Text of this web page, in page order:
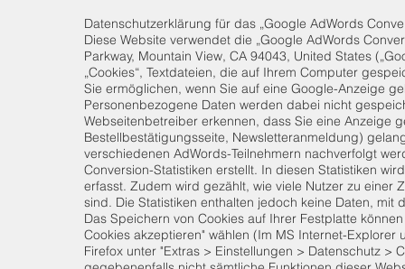
Datenschutzerklärung für das „Google AdWords
Diese Website verwendet die „Google AdWords
Parkway, Mountain View, CA 94043, United States
„Cookies“, Textdateien, die auf Ihrem Computer
Sie ermöglichen, wenn Sie auf eine Google-Anzeige
Personenbezogene Daten werden dabei nicht
Webseitenbetreiber erkennen, dass Sie eine Anzeige
Bestellbestätigungsseite, Newsletteranmeldung)
verschiedenen AdWords-Teilnehmern nachverfolgt
Conversion-Statistiken erstellt. In diesen Statistiken
erfasst. Zudem wird gezählt, wie viele Nutzer zu einer
sind. Die Statistiken enthalten jedoch keine Daten, mit
Das Speichern von Cookies auf Ihrer Festplatte
Cookies akzeptieren" wählen (Im MS Internet-
Firefox unter "Extras > Einstellungen > Datenschutz >